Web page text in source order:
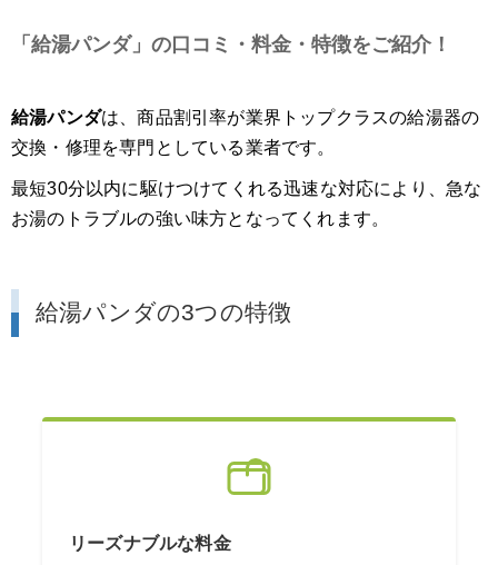
「給湯パンダ」の口コミ・料金・特徴をご紹介！
給湯パンダは、商品割引率が業界トップクラスの給湯器の
交換・修理を専門としている業者です。
最短30分以内に駆けつけてくれる迅速な対応により、急な
お湯のトラブルの強い味方となってくれます。
給湯パンダの3つの特徴
リーズナブルな料金